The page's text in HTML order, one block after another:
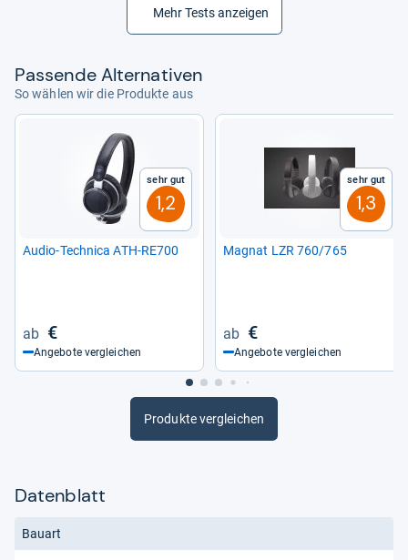
Mehr Tests anzeigen
Pas­sende Alter­na­ti­ven
So wählen wir die Produkte aus
Sehr gut
1,2
Audio-​Tech­nica ATH-​RE700
€
Angebote vergleichen
Sehr gut
1,3
Magnat LZR 760/765
€
Angebote vergleichen
Produkte vergleichen
Datenblatt
Bauart